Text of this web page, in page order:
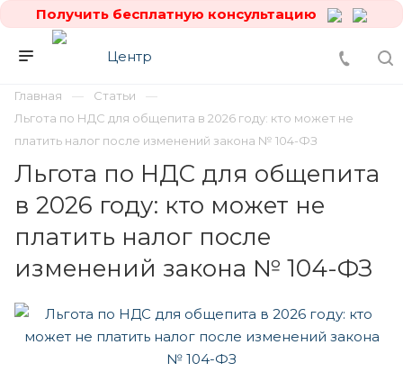
Получить бесплатную консультацию
Главная
Статьи
Льгота по НДС для общепита в 2026 году: кто может не
платить налог после изменений закона № 104-ФЗ
Льгота по НДС для общепита
в 2026 году: кто может не
платить налог после
изменений закона № 104-ФЗ